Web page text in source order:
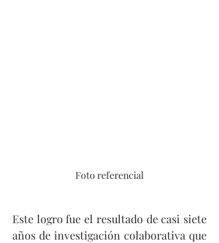
Foto referencial
Este logro fue el resultado de casi siete
años de investigación colaborativa que